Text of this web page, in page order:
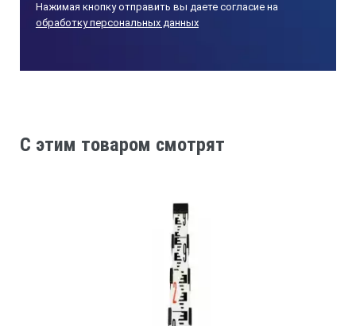
Толщина 0,2 мм
Размер корпуса (ДхШхВ) 61,8 х 58,7 х 35 мм
0,14 кг
Нажимая кнопку отправить вы даете согласие на
обработку персональных данных
C этим товаром смотрят